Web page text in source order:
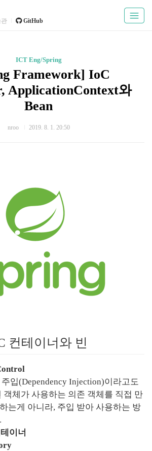
관 GitHub
ICT Eng/Spring
Framework] IoC
ApplicationContext와
Bean
nroo 2019. 8. 1. 20:50
컨테이너와 빈
입(Dependency Injection)이라고도
객체가 사용하는 의존 객체를 직접 만
는게 아니라, 주입 받아 사용하는 방
이너